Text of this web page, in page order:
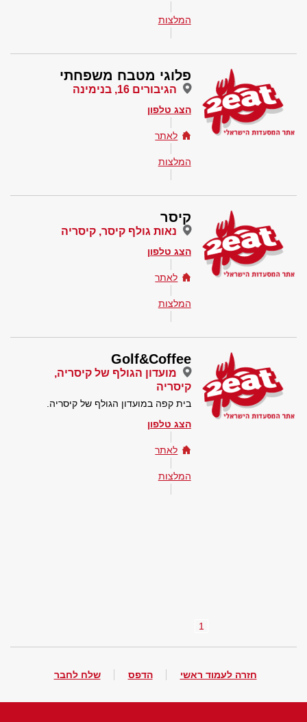
המלצות
פלוגי מטבח משפחתי
הגיבורים 16, בנימינה
הצג טלפון
לאתר
המלצות
קיסר
נאות גולף קיסר, קיסריה
הצג טלפון
לאתר
המלצות
Golf&Coffee
מועדון הגולף של קיסריה,
קיסריה
בית קפה במועדון הגולף של קיסריה.
הצג טלפון
לאתר
המלצות
1
חזרה לעמוד ראשי הדפס שלח לחבר